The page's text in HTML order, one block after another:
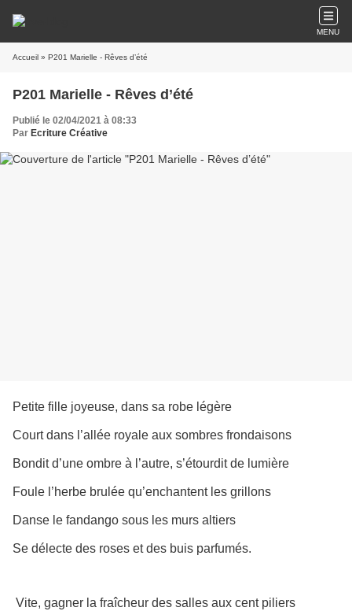
MENU
Accueil » P201 Marielle - Rêves d’été
P201 Marielle - Rêves d’été
Publié le 02/04/2021 à 08:33
Par Ecriture Créative
Petite fille joyeuse, dans sa robe légère
Court dans l’allée royale aux sombres frondaisons
Bondit d’une ombre à l’autre, s’étourdit de lumière
Foule l’herbe brulée qu’enchantent les grillons
Danse le fandango sous les murs altiers
Se délecte des roses et des buis parfumés.
Vite, gagner la fraîcheur des salles aux cent piliers